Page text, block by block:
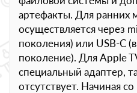
артефакты. Для
осуществляется через
поколения) или USB‑C
поколение). Для Apple
специальный адаптер,
отсутствует. Начиная